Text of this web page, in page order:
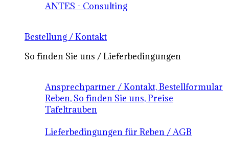
ANTES - Consulting
Bestellung / Kontakt
So finden Sie uns / Lieferbedingungen
Ansprechpartner / Kontakt, Bestellformular
Reben, So finden Sie uns, Preise
Tafeltrauben
Lieferbedingungen für Reben / AGB